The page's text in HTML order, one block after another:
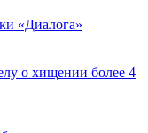
«Диалога»
о хищении более 4